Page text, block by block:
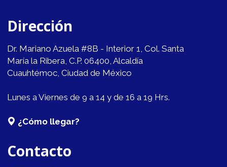
Dirección
Dr. Mariano Azuela #8B - Interior 1, Col. Santa
María la Ribera, C.P. 06400, Alcaldía
Cuauhtémoc, Ciudad de México
Lunes a Viernes de 9 a 14 y de 16 a 19 Hrs.
¿Cómo llegar?
Contacto